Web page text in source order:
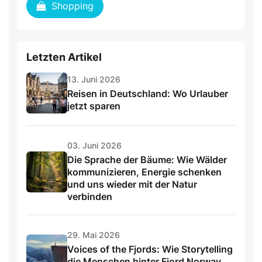
Shopping
Letzten Artikel
13. Juni 2026
Reisen in Deutschland: Wo Urlauber
jetzt sparen
03. Juni 2026
Die Sprache der Bäume: Wie Wälder
kommunizieren, Energie schenken
und uns wieder mit der Natur
verbinden
29. Mai 2026
Voices of the Fjords: Wie Storytelling